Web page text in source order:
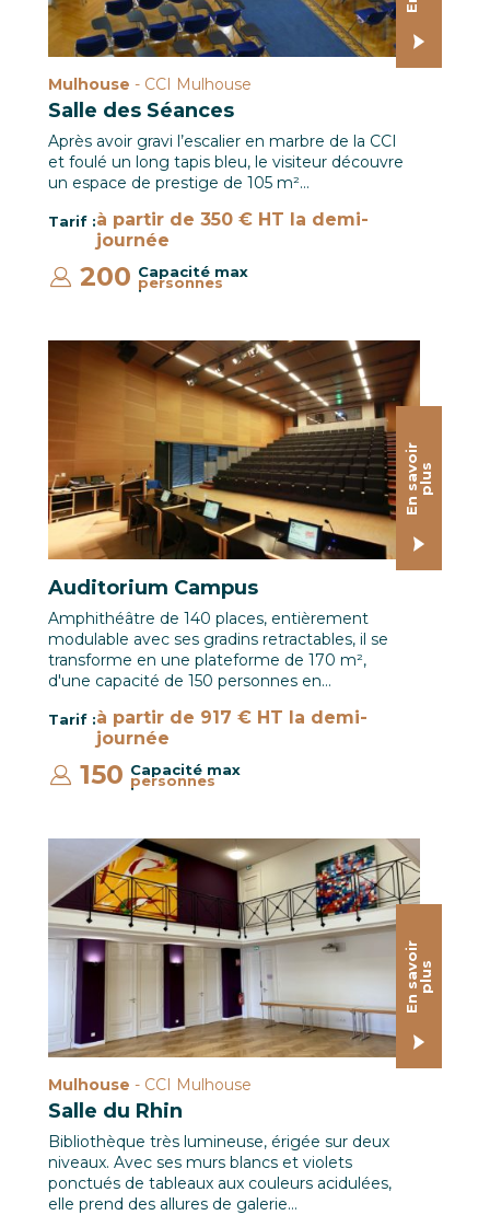
Mulhouse - CCI Mulhouse
Salle des Séances
Après avoir gravi l’escalier en marbre de la CCI
et foulé un long tapis bleu, le visiteur découvre
un espace de prestige de 105 m²…
Tarif :à partir de 350 € HT la demi-
journée
Capacité max
:
200 personnes
Auditorium Campus / Le CREF Colmar © Christian Soler
E
n
s
av
o
i
r
p
l
us
Auditorium Campus
Amphithéâtre de 140 places, entièrement
modulable avec ses gradins retractables, il se
transforme en une plateforme de 170 m²,
d'une capacité de 150 personnes en…
Tarif :à partir de 917 € HT la demi-
journée
Capacité max
:
150 personnes
Salle du Rhin / CCI Mulhouse © Hugues Vauthier
E
n
s
av
o
i
r
p
l
us
Mulhouse - CCI Mulhouse
Salle du Rhin
Bibliothèque très lumineuse, érigée sur deux
niveaux. Avec ses murs blancs et violets
ponctués de tableaux aux couleurs acidulées,
elle prend des allures de galerie…